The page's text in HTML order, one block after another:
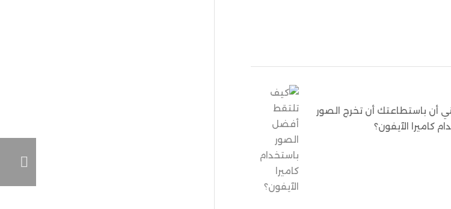
أن باستطاعتك أن تخرج الصور
الآيفون؟